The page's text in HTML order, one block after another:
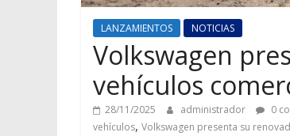
LANZAMIENTOS NOTICIAS
Volkswagen
vehículos
28/11/2025 administrador 0
vehículos, Volkswagen presenta su